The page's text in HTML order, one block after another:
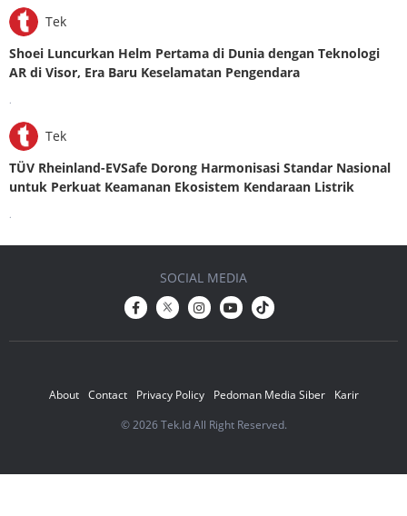
Tek
Shoei Luncurkan Helm Pertama di Dunia dengan Teknologi
AR di Visor, Era Baru Keselamatan Pengendara
Tek
TÜV Rheinland-EVSafe Dorong Harmonisasi Standar Nasional
untuk Perkuat Keamanan Ekosistem Kendaraan Listrik
About Contact Privacy Policy Pedoman Media Siber
Karir
© 2026 Tek.Id All Right Reserved.
SOCIAL MEDIA